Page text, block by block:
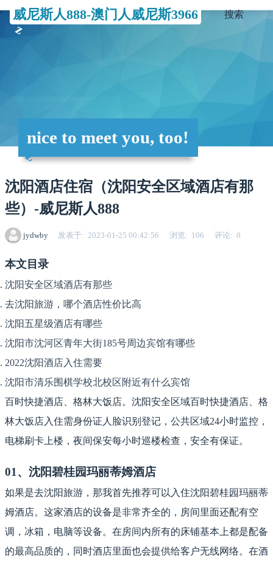
威尼斯人888-澳门人威尼斯3966 搜索
nice to meet you, too!
沈阳酒店住宿（沈阳安全区域酒店有那
些）-威尼斯人888
jydwby 发表于 2023-01-25 00:42:56 浏览 106 评论 0
本文目录
沈阳安全区域酒店有那些
去沈阳旅游，哪个酒店性价比高
沈阳五星级酒店有哪些
沈阳市沈河区青年大街185号周边宾馆有哪些
2022沈阳酒店入住需要
沈阳市清乐围棋学校北校区附近有什么宾馆
百时快捷酒店、格林大饭店。沈阳安全区域百时快捷酒店、格
林大饭店入住需身份证人脸识别登记，公共区域24小时监控，
电梯刷卡上楼，夜间保安每小时巡楼检查，安全有保证。
01、沈阳碧桂园玛丽蒂姆酒店
如果是去沈阳旅游，那我首先推荐可以入住沈阳碧桂园玛丽蒂
姆酒店。这家酒店的设备是非常齐全的，房间里面还配有空
调，冰箱，电脑等设备。在房间内所有的床铺基本上都是配备
的最高品质的，同时酒店里面也会提供给客户无线网络。在酒